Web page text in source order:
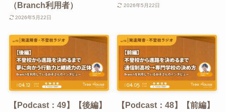
（Branch利用者）
2026年5月22日
2026年5月22日
【Podcast：49】【後編】
【Podcast：48】【前編】